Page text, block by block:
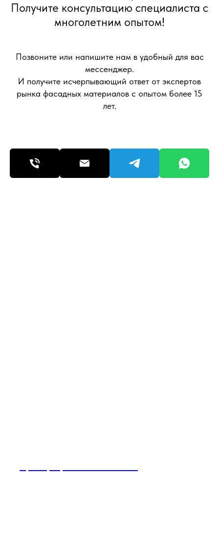
Получите консультацию специалиста с
многолетним опытом!
Позвоните или напишите нам в удобный для вас
мессенджер.
И получите исчерпывающий ответ от экспертов
рынка фасадных материалов с опытом более 15
лет.